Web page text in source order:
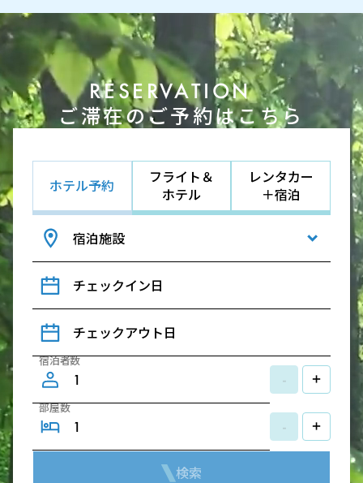
RESERVATION
ご滞在のご予約はこちら
ホテル予約
フライト＆
ホテル
レンタカー
＋宿泊
宿泊施設
チェックイン日
チェックアウト日
宿泊者数
- +
部屋数
- +
検索